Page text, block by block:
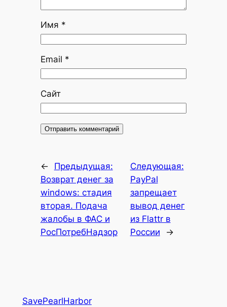
Имя *
Email *
Сайт
←
Предыдущая:
Возврат денег за
windows: стадия
вторая. Подача
жалобы в ФАС и
РосПотребНадзор
Следующая:
PayPal
запрещает
вывод денег
из Flattr в
России
→
SavePearlHarbor